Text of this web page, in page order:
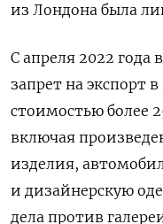
из Лондона была
С апреля 2022 года
запрет на экспорт
стоимостью более
включая
изделия,
и дизайнерскую
дела против